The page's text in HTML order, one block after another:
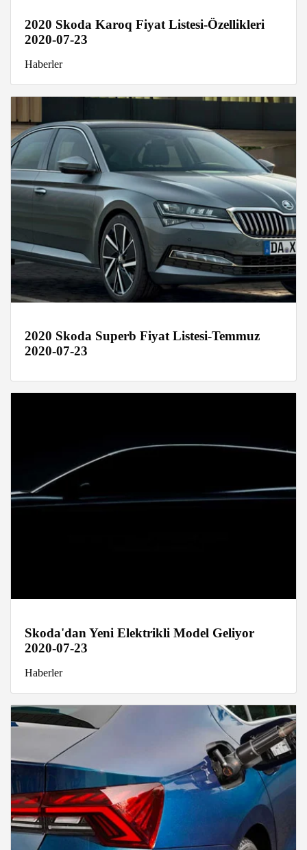
2020 Skoda Karoq Fiyat Listesi-Özellikleri
2020-07-23
Haberler
2020 Skoda Superb Fiyat Listesi-Temmuz
2020-07-23
Skoda'dan Yeni Elektrikli Model Geliyor
2020-07-23
Haberler